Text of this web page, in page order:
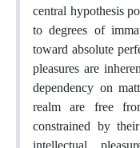
central hypothesis
to degrees of
toward absolute
pleasures are
dependency on
realm are free
constrained by